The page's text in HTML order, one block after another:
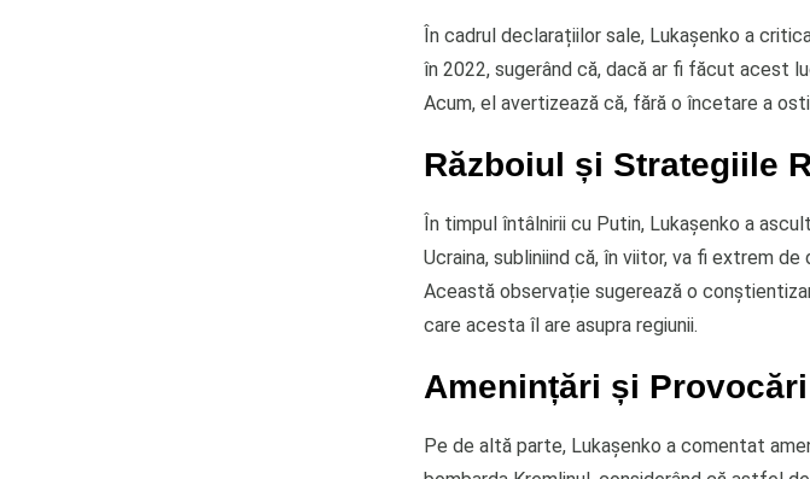
În cadrul declarațiilor sale, Lukașenko a
în 2022, sugerând că, dacă ar fi făcut acest
Acum, el avertizează că, fără o încetare a
Războiul și Strategiile
În timpul întâlnirii cu Putin, Lukașenko a
Ucraina, subliniind că, în viitor, va fi extrem
Această observație sugerează o
care acesta îl are asupra regiunii.
Amenințări și Provocări
Pe de altă parte, Lukașenko a comentat